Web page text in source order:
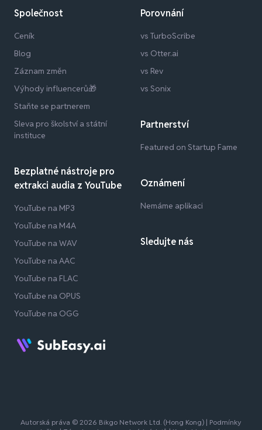
Společnost
Ceník
Blog
Záznam změn
Výhody influencerů🎁
Staňte se partnerem
Sleva pro školství a státní
instituce
Bezplatné nástroje pro
extrakci audia z YouTube
YouTube na MP3
YouTube na M4A
YouTube na WAV
YouTube na AAC
YouTube na FLAC
YouTube na OPUS
YouTube na OGG
Porovnání
vs TurboScribe
vs Otter.ai
vs Rev
vs Sonix
Partnerství
Featured on Startup Fame
Oznámení
Nemáme aplikaci
Sledujte nás
Autorská práva © 2026 Bikgo Network Ltd. (Hong Kong) | Podmínky